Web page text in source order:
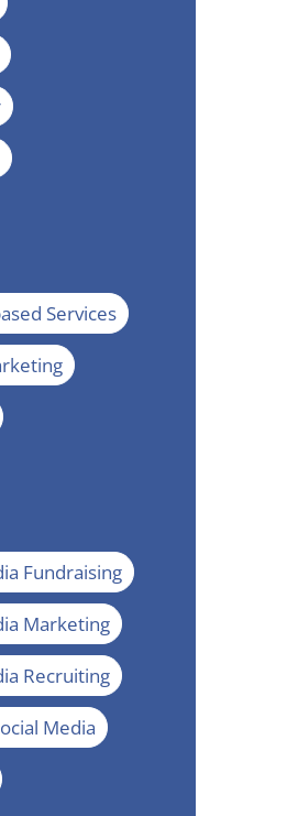
Services
Fundraising
Marketing
Recruiting
Media